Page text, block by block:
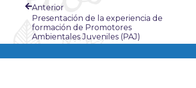
Anterior
Presentación de la experiencia de
formación de Promotores
Ambientales Juveniles (PAJ)